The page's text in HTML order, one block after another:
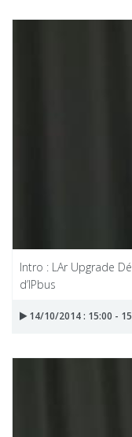
Intro : LAr Upgrade
d’IPbus
14/10/2014 : 15:00 -